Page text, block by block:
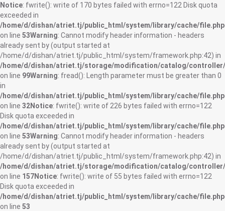
Notice: fwrite(): write of 170 bytes failed with errno=122 Disk quota
exceeded in
/home/d/dishan/atriet.tj/public_html/system/library/cache/file.php
on line 53Warning: Cannot modify header information - headers
already sent by (output started at
/home/d/dishan/atriet.tj/public_html/system/framework.php:42) in
/home/d/dishan/atriet.tj/storage/modification/catalog/
on line 99Warning: fread(): Length parameter must be greater than 0
in
/home/d/dishan/atriet.tj/public_html/system/library/cache/file.php
on line 32Notice: fwrite(): write of 226 bytes failed with errno=122
Disk quota exceeded in
/home/d/dishan/atriet.tj/public_html/system/library/cache/file.php
on line 53Warning: Cannot modify header information - headers
already sent by (output started at
/home/d/dishan/atriet.tj/public_html/system/framework.php:42) in
/home/d/dishan/atriet.tj/storage/modification/catalog/
on line 157Notice: fwrite(): write of 55 bytes failed with errno=122
Disk quota exceeded in
/home/d/dishan/atriet.tj/public_html/system/library/cache/file.php
on line 53